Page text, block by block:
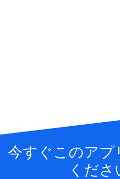
今すぐこのアプ
くださ